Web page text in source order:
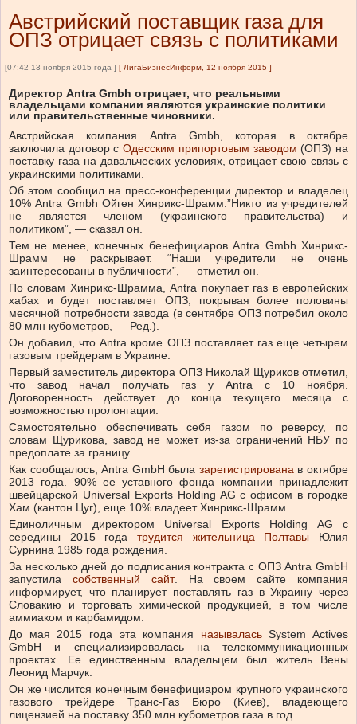
Австрийский поставщик газа для
ОПЗ отрицает связь с политиками
[07:42 13 ноября 2015 года ] [ ЛигаБизнесИнформ, 12 ноября 2015 ]
Директор Antra Gmbh отрицает, что реальными
владельцами компании являются украинские политики
или правительственные чиновники.
Австрийская компания Antra Gmbh, которая в октябре
заключила договор сОдесским припортовым заводом (ОПЗ) на
поставку газа на давальческих условиях, отрицает свою связь с
украинскими политиками.
Об этом сообщил на пресс-конференции директор и владелец
10% Antra Gmbh Ойген Хинрикс-Шрамм.”Никто из учредителей
не является членом (украинского правительства) и
политиком”, — сказал он.
Тем не менее, конечных бенефициаров Antra Gmbh Хинрикс-
Шрамм не раскрывает. “Наши учредители не очень
заинтересованы в публичности”, — отметил он.
По словам Хинрикс-Шрамма, Antra покупает газ в европейских
хабах и будет поставляет ОПЗ, покрывая более половины
месячной потребности завода (в сентябре ОПЗ потребил около
80 млн кубометров, — Ред.).
Он добавил, что Antra кроме ОПЗ поставляет газ еще четырем
газовым трейдерам в Украине.
Первый заместитель директора ОПЗ Николай Щуриков отметил,
что завод начал получать газ у Antra с 10 ноября.
Договоренность действует до конца текущего месяца с
возможностью пролонгации.
Самостоятельно обеспечивать себя газом по реверсу, по
словам Щурикова, завод не может из-за ограничений НБУ по
предоплате за границу.
Как сообщалось, Antra GmbH была зарегистрированав октябре
2013 года. 90% ее уставного фонда компании принадлежит
швейцарской Universal Exports Holding AG с офисом в городке
Хам (кантон Цуг), еще 10% владеет Хинрикс-Шрамм.
Единоличным директором Universal Exports Holding AG с
середины 2015 года трудится жительница Полтавы Юлия
Сурнина 1985 года рождения.
За несколько дней до подписания контракта с ОПЗ Antra GmbH
запустила собственный сайт. На своем сайте компания
информирует, что планирует поставлять газ в Украину через
Словакию и торговать химической продукцией, в том числе
аммиаком и карбамидом.
До мая 2015 года эта компания называласьSystem Actives
GmbH и специализировалась на телекоммуникационных
проектах. Ее единственным владельцем был житель Вены
Леонид Марчук.
Он же числится конечным бенефициаром крупного украинского
газового трейдере Транс-Газ Бюро (Киев), владеющего
лицензией на поставку 350 млн кубометров газа в год.